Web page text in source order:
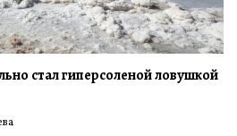
стал гиперсоленой ловушкой